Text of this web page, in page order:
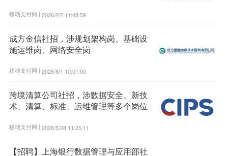
移动支付网 | 2026/2/2 11:48:59
成方金信社招，涉规划架构岗、基础设
施运维岗、网络安全岗
移动支付网 | 2026/6/1 10:01:00
跨境清算公司社招，涉数据安全、新技
术、清算、标准、运维管理等多个岗位
移动支付网 | 2026/5/28 11:25:11
【招聘】上海银行数据管理与应用部社